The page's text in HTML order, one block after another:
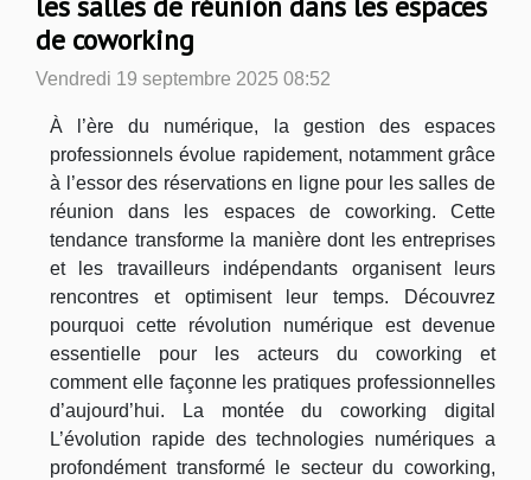
de coworking
Vendredi 19 septembre 2025 08:52
À l’ère du numérique, la gestion des espaces
professionnels évolue rapidement, notamment grâce
à l’essor des réservations en ligne pour les salles de
réunion dans les espaces de coworking. Cette
tendance transforme la manière dont les entreprises
et les travailleurs indépendants organisent leurs
rencontres et optimisent leur temps. Découvrez
pourquoi cette révolution numérique est devenue
essentielle pour les acteurs du coworking et
comment elle façonne les pratiques professionnelles
d’aujourd’hui. La montée du coworking digital
L’évolution rapide des technologies numériques a
profondément transformé le secteur du coworking,